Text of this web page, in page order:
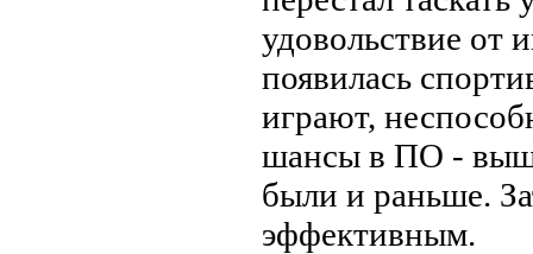
удовольствие
появилась
играют,
шансы в ПО -
были и раньше.
эффективным.